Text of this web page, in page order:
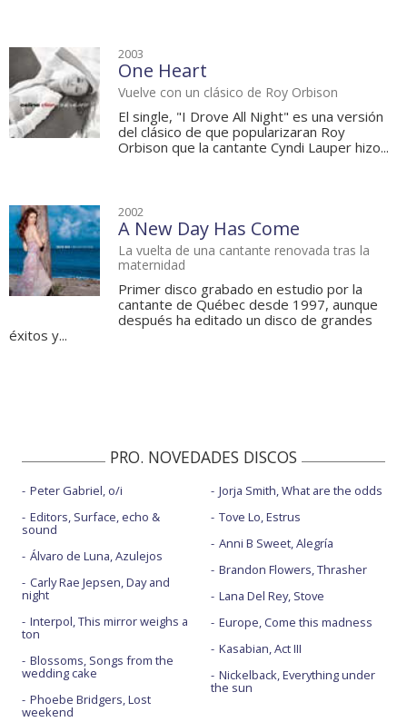
2003
One Heart
Vuelve con un clásico de Roy Orbison
El single, "I Drove All Night" es una versión
del clásico de que popularizaran Roy
Orbison que la cantante Cyndi Lauper hizo...
2002
A New Day Has Come
La vuelta de una cantante renovada tras la
maternidad
Primer disco grabado en estudio por la
cantante de Québec desde 1997, aunque
después ha editado un disco de grandes
éxitos y...
PRO. NOVEDADES DISCOS
Peter Gabriel, o/i
Editors, Surface, echo &
sound
Álvaro de Luna, Azulejos
Carly Rae Jepsen, Day and
night
Interpol, This mirror weighs a
ton
Blossoms, Songs from the
wedding cake
Phoebe Bridgers, Lost
weekend
Jorja Smith, What are the odds
Tove Lo, Estrus
Anni B Sweet, Alegría
Brandon Flowers, Thrasher
Lana Del Rey, Stove
Europe, Come this madness
Kasabian, Act III
Nickelback, Everything under
the sun